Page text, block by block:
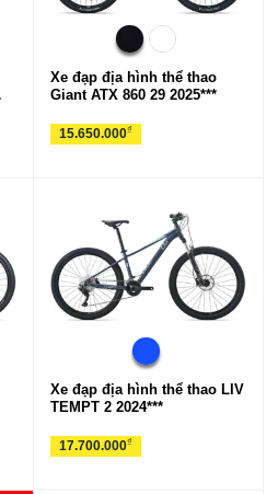
Xe đạp địa hình thể thao
Giant ATX 860 29 2025***
15.650.000₫
Xe đạp địa hình thể thao LIV
TEMPT 2 2024***
17.700.000₫